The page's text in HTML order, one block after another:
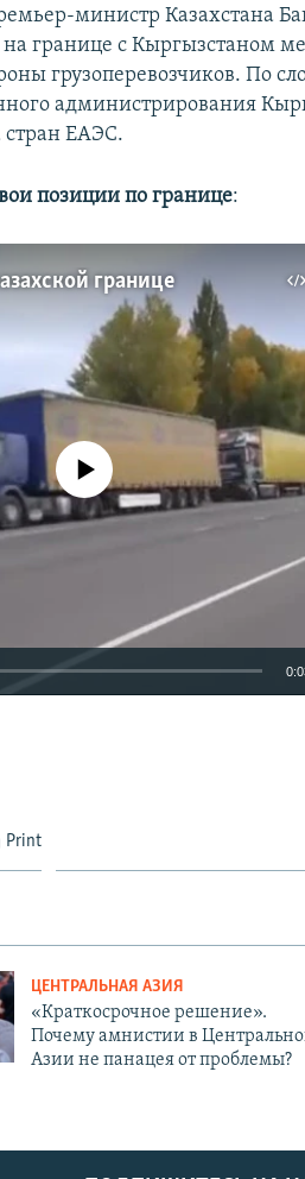
министр Казахстана
на границе с Кыргызстаном
грузоперевозчиков. По
администрирования
ЕАЭС.
позиции по границе:
границе
source currently available
Print
ЦЕНТРАЛЬНАЯ АЗИЯ
«Краткосрочное решение».
Почему амнистии в
Азии не панацея от проблемы?